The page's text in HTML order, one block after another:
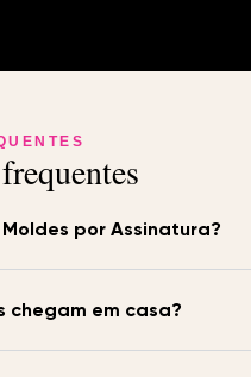
por Assinatura?
chegam em casa?